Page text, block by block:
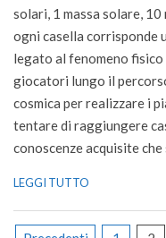
solari, 1 massa solare,
ogni casella
legato al fenomeno
giocatori lungo il
cosmica per realizzare i
tentare di raggiungere
conoscenze acquisite
LEGGI TUTTO